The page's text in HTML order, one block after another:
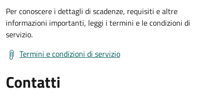
Per conoscere i dettagli di scadenze, requisiti e altre
informazioni importanti, leggi i termini e le condizioni di
servizio.
Termini e condizioni di servizio
Contatti